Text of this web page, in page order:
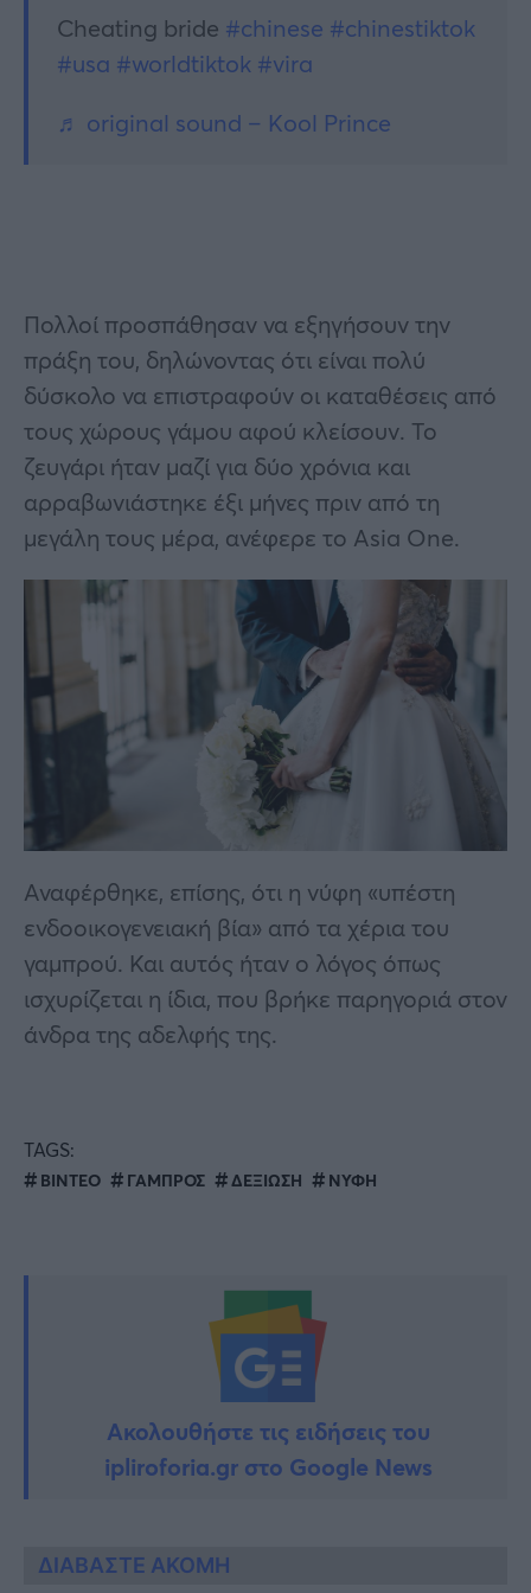
Cheating bride #chinese #chinestiktok
#usa #worldtiktok #vira
♬ original sound – Kool Prince
Πολλοί προσπάθησαν να εξηγήσουν την
πράξη του, δηλώνοντας ότι είναι πολύ
δύσκολο να επιστραφούν οι καταθέσεις από
τους χώρους γάμου αφού κλείσουν. Το
ζευγάρι ήταν μαζί για δύο χρόνια και
αρραβωνιάστηκε έξι μήνες πριν από τη
μεγάλη τους μέρα, ανέφερε το Asia One.
Αναφέρθηκε, επίσης, ότι η νύφη «υπέστη
ενδοοικογενειακή βία» από τα χέρια του
γαμπρού. Και αυτός ήταν ο λόγος όπως
ισχυρίζεται η ίδια, που βρήκε παρηγοριά στον
άνδρα της αδελφής της.
TAGS:
ΒΙΝΤΕΟ ΓΑΜΠΡΟΣ ΔΕΞΙΩΣΗ ΝΥΦΗ
Ακολουθήστε τις ειδήσεις του
ipliroforia.gr στο Google News
ΔΙΑΒΑΣΤΕ ΑΚΟΜΗ